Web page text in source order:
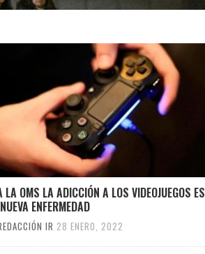
LA OMS LA ADICCIÓN A LOS VIDEOJUEGOS ES
ENFERMEDAD
IR 28 ENERO, 2022